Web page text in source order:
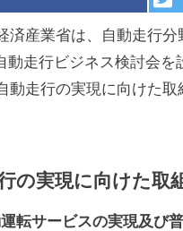
済産業省は、自動走行
動走行ビジネス検討会
動走行の実現に向けた
行の実現に向けた
転サービスの実現及び